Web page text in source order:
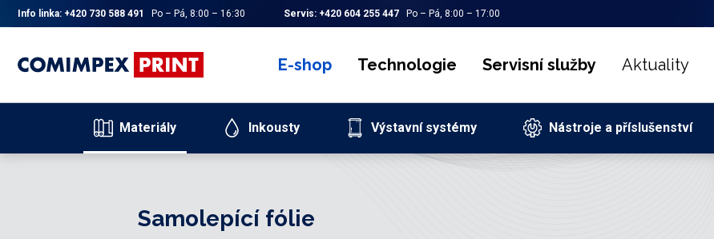
Info linka: +420 730 588 491 Po – Pá, 8:00 – 16:30 Servis: +420 604 255 447 Po – Pá, 8:00 – 17:00
E-shop Technologie Servisní služby Aktuality
Materiály Inkousty Výstavní systémy Nástroje a příslušenství
Samolepící fólie